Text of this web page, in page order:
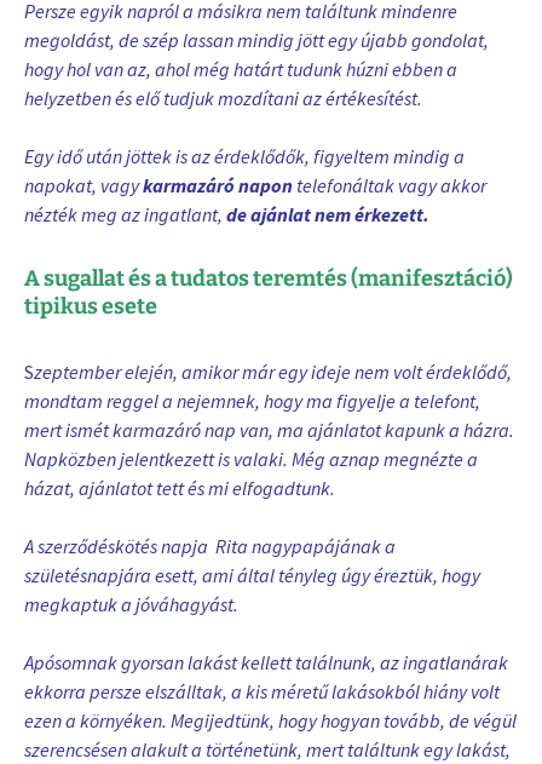
Persze egyik napról a másikra nem találtunk mindenre
megoldást, de szép lassan mindig jött egy újabb gondolat,
hogy hol van az, ahol még határt tudunk húzni ebben a
helyzetben és elő tudjuk mozdítani az értékesítést.
Egy idő után jöttek is az érdeklődők, figyeltem mindig a
napokat, vagykarmazáró napon telefonáltak vagy akkor
nézték meg az ingatlant, de ajánlat nem érkezett.
A sugallat és a tudatos teremtés (manifesztáció)
tipikus esete
Szeptember elején, amikor már egy ideje nem volt érdeklődő,
mondtam reggel a nejemnek, hogy ma figyelje a telefont,
mert ismét karmazáró nap van, ma ajánlatot kapunk a házra.
Napközben jelentkezett is valaki. Még aznap megnézte a
házat, ajánlatot tett és mi elfogadtunk.
A szerződéskötés napja Rita nagypapájának a
születésnapjára esett, ami által tényleg úgy éreztük, hogy
megkaptuk a jóváhagyást.
Apósomnak gyorsan lakást kellett találnunk, az ingatlanárak
ekkorra persze elszálltak, a kis méretű lakásokból hiány volt
ezen a környéken. Megijedtünk, hogy hogyan tovább, de végül
szerencsésen alakult a történetünk, mert találtunk egy lakást,